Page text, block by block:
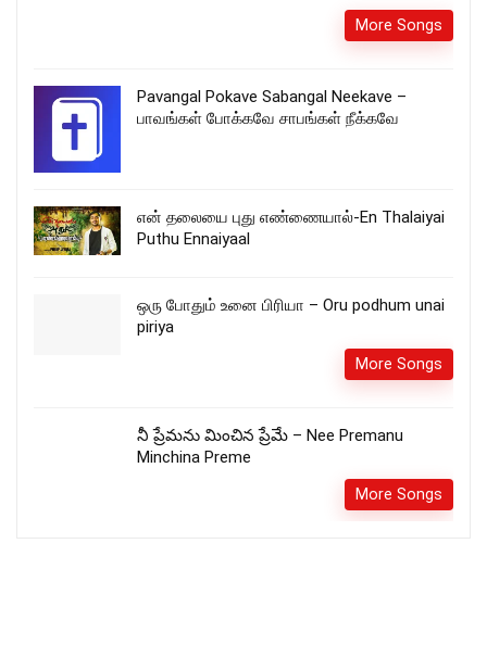
More Songs
Pavangal Pokave Sabangal Neekave –
பாவங்கள் போக்கவே சாபங்கள் நீக்கவே
என் தலையை புது எண்ணையால்-En Thalaiyai
Puthu Ennaiyaal
ஒரு போதும் உனை பிரியா – Oru podhum unai
piriya
More Songs
నీ ప్రేమను మించిన ప్రేమే – Nee Premanu
Minchina Preme
More Songs